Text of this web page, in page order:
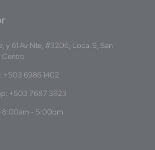
y 61 Av Nte, #3206, Local 9, San
+503 6986 1402
+503 7687 3923
8:00am - 5:00pm